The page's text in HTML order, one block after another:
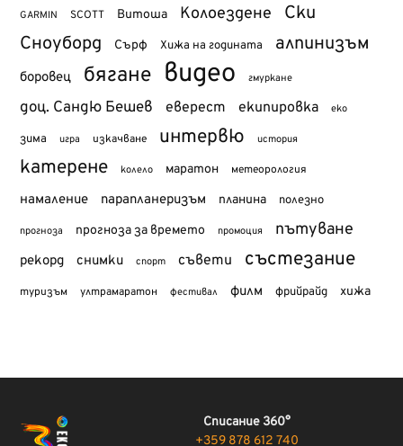
GARMIN SCOTT Витоша Колоездене Ски
Сноуборд Сърф Хижа на годината алпинизъм
боровец бягане видео гмуркане
доц. Сандю Бешев еверест екипировка еко
зима игра изкачване интервю история
катерене колело маратон метеорология
намаление парапланеризъм планина полезно
прогноза прогноза за времето промоция пътуване
рекорд снимки спорт съвети състезание
туризъм ултрамаратон фестивал филм фрийрайд хижа
Списание 360°
+359 878 612 740